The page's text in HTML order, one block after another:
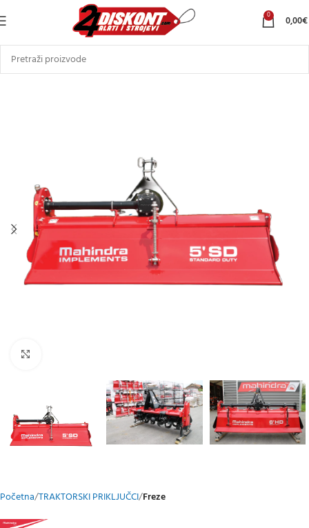
0 0,00€
Početna TRAKTORSKI PRIKLJUČCI Freze